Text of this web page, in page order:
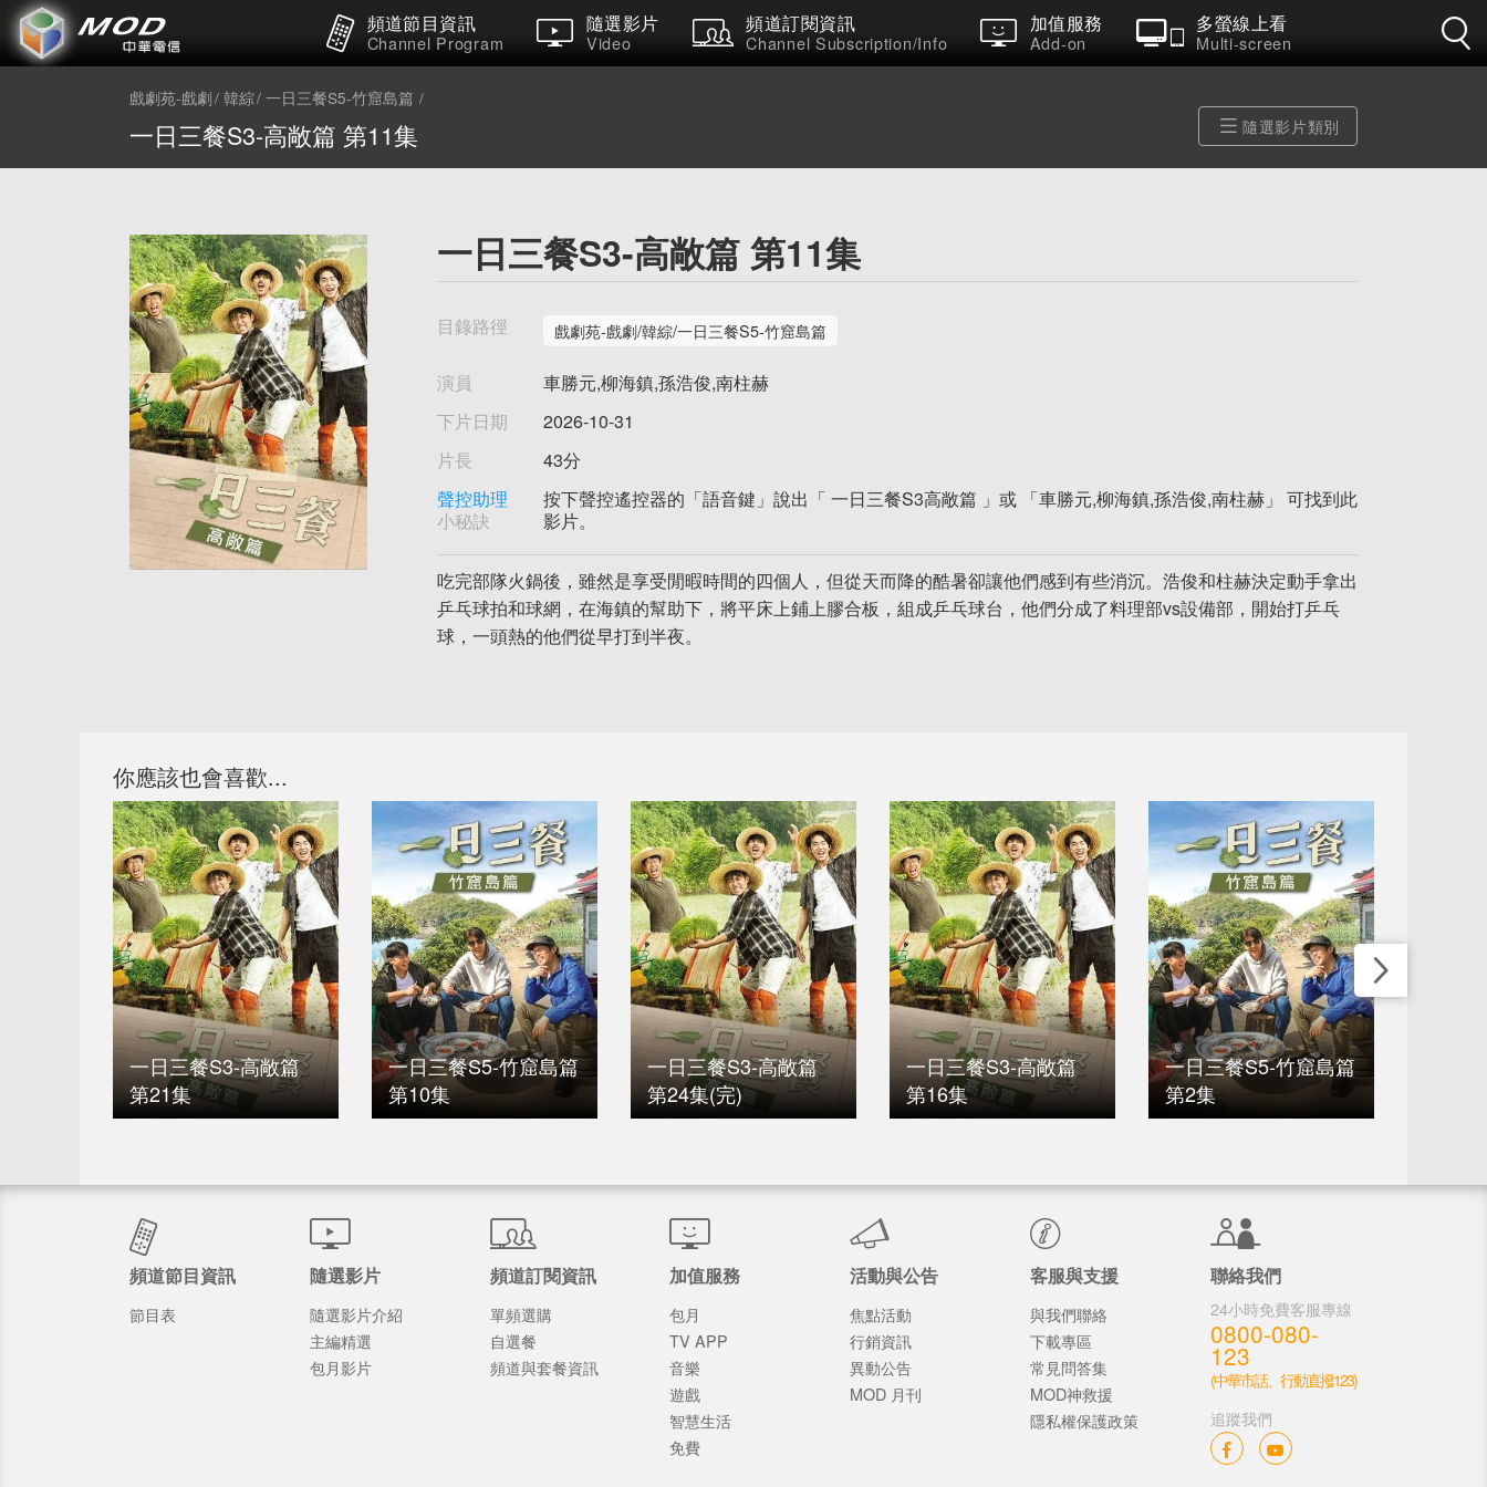
頻道節目資訊
Channel Program
隨選影片
Video
頻道訂閱資訊
Channel Subscription/Info
加值服務
Add-on
多螢線上看
Multi-screen
戲劇苑-戲劇 韓綜 一日三餐S5-竹窟島篇
一日三餐S3-高敞篇 第11集 隨選影片類別
一日三餐S3-高敞篇 第11集
目錄路徑 戲劇苑-戲劇/韓綜/一日三餐S5-竹窟島篇
演員
車勝元,柳海鎮,孫浩俊,南柱赫
下片日期
2026-10-31
片長
43分
聲控助理
小秘訣
按下聲控遙控器的「語音鍵」說出「 一日三餐S3高敞篇 」或 「車勝元,柳海鎮,孫浩俊,南柱赫」 可找到此
影片。
吃完部隊火鍋後，雖然是享受閒暇時間的四個人，但從天而降的酷暑卻讓他們感到有些消沉。浩俊和柱赫決定動手拿出
乒乓球拍和球網，在海鎮的幫助下，將平床上鋪上膠合板，組成乒乓球台，他們分成了料理部vs設備部，開始打乒乓
球，一頭熱的他們從早打到半夜。
你應該也會喜歡...
一日三餐S3-高敞篇
第21集
一日三餐S5-竹窟島篇
第10集
一日三餐S3-高敞篇
第24集(完)
一日三餐S3-高敞篇
第16集
一日三餐S5-竹窟島篇
第2集
頻道節目資訊
節目表
隨選影片
隨選影片介紹
主編精選
包月影片
頻道訂閱資訊
單頻選購
自選餐
頻道與套餐資訊
加值服務
包月
TV APP
音樂
遊戲
智慧生活
免費
活動與公告
焦點活動
行銷資訊
異動公告
MOD 月刊
客服與支援
與我們聯絡
下載專區
常見問答集
MOD神救援
隱私權保護政策
聯絡我們
24小時免費客服專線
0800-080-
123
(中華市話、行動直撥123)
追蹤我們